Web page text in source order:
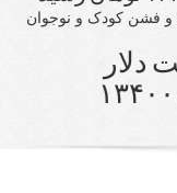
و نوجوان
۱۳۴۰۰